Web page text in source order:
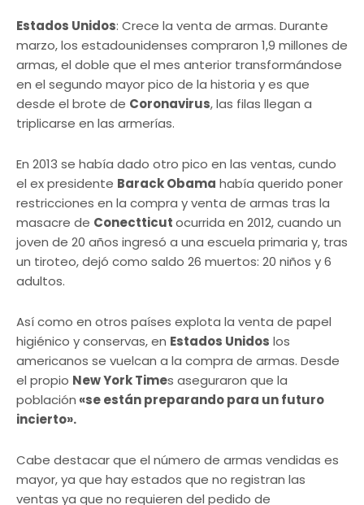
Estados Unidos: Crece la venta de armas. Durante
marzo, los estadounidenses compraron 1,9 millones de
armas, el doble que el mes anterior transformándose
en el segundo mayor pico de la historia y es que
desde el brote de Coronavirus, las filas llegan a
triplicarse en las armerías.
En 2013 se había dado otro pico en las ventas, cundo
el ex presidente Barack Obama había querido poner
restricciones en la compra y venta de armas tras la
masacre de Conectticutocurrida en 2012, cuando un
joven de 20 años ingresó a una escuela primaria y, tras
un tiroteo, dejó como saldo 26 muertos: 20 niños y 6
adultos.
Así como en otros países explota la venta de papel
higiénico y conservas, en Estados Unidos los
americanos se vuelcan a la compra de armas. Desde
el propio New York Times aseguraron que la
población «se están preparando para un futuro
incierto».
Cabe destacar que el número de armas vendidas es
mayor, ya que hay estados que no registran las
ventas ya que no requieren del pedido de